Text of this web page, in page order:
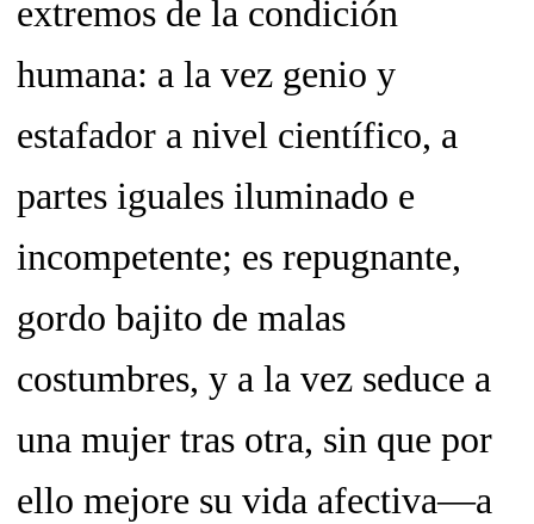
extremos de la condición
humana: a la vez genio y
estafador a nivel científico, a
partes iguales iluminado e
incompetente; es repugnante,
gordo bajito de malas
costumbres, y a la vez seduce a
una mujer tras otra, sin que por
ello mejore su vida afectiva—a